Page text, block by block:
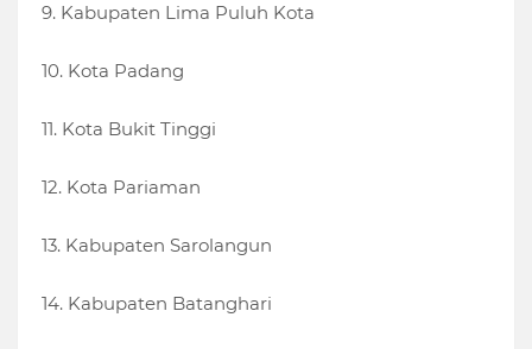
9. Kabupaten Lima Puluh Kota
10. Kota Padang
11. Kota Bukit Tinggi
12. Kota Pariaman
13. Kabupaten Sarolangun
14. Kabupaten Batanghari